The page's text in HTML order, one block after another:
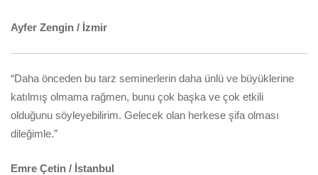
Ayfer Zengin / İzmir
“Daha önceden bu tarz seminerlerin daha ünlü ve büyüklerine
katılmış olmama rağmen, bunu çok başka ve çok etkili
olduğunu söyleyebilirim. Gelecek olan herkese şifa olması
dileğimle.”
Emre Çetin / İstanbul